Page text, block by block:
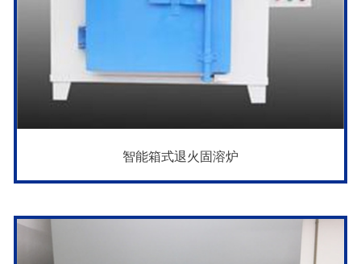
智能箱式退火固溶炉